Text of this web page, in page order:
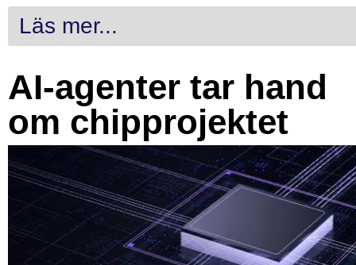
Läs mer...
AI-agenter tar hand
om chipprojektet